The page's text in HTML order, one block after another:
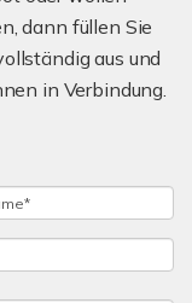
dann füllen Sie
aus und
in Verbindung.